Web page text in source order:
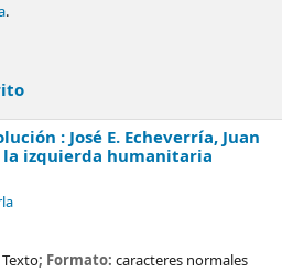
.
: José E. Echeverría, Juan
izquierda humanitaria
Texto; Formato: caracteres normales